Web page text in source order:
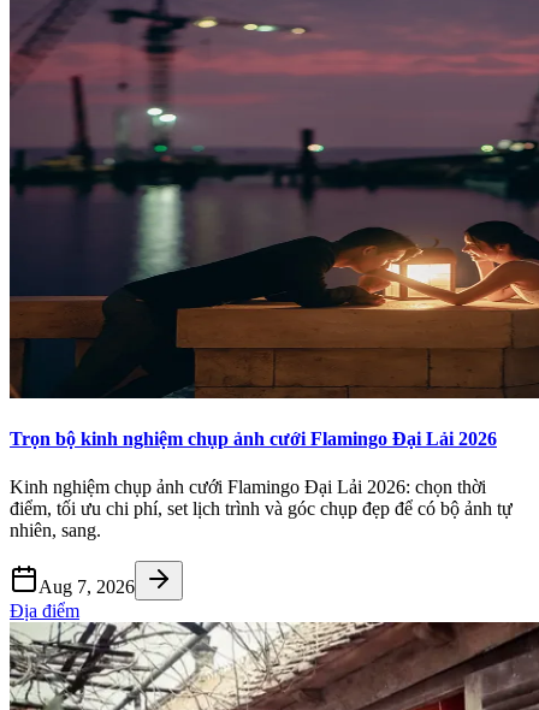
Trọn bộ kinh nghiệm chụp ảnh cưới Flamingo Đại Lải 2026
Kinh nghiệm chụp ảnh cưới Flamingo Đại Lải 2026: chọn thời
điểm, tối ưu chi phí, set lịch trình và góc chụp đẹp để có bộ ảnh tự
nhiên, sang.
Aug 7, 2026
Địa điểm